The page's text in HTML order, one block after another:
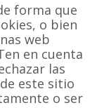
forma que
o bien
web
en cuenta
las
este sitio
o ser